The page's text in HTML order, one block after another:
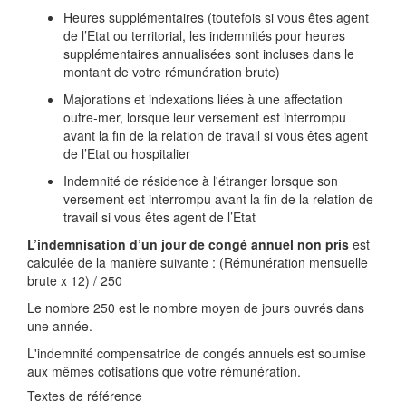
Heures supplémentaires (toutefois si vous êtes agent
de l’Etat ou territorial, les indemnités pour heures
supplémentaires annualisées sont incluses dans le
montant de votre rémunération brute)
Majorations et indexations liées à une affectation
outre-mer, lorsque leur versement est interrompu
avant la fin de la relation de travail si vous êtes agent
de l’Etat ou hospitalier
Indemnité de résidence à l'étranger lorsque son
versement est interrompu avant la fin de la relation de
travail si vous êtes agent de l’Etat
L’indemnisation d’un jour de congé annuel non pris est
calculée de la manière suivante : (Rémunération mensuelle
brute x 12) / 250
Le nombre 250 est le nombre moyen de jours ouvrés dans
une année.
L'indemnité compensatrice de congés annuels est soumise
aux mêmes cotisations que votre rémunération.
Textes de référence